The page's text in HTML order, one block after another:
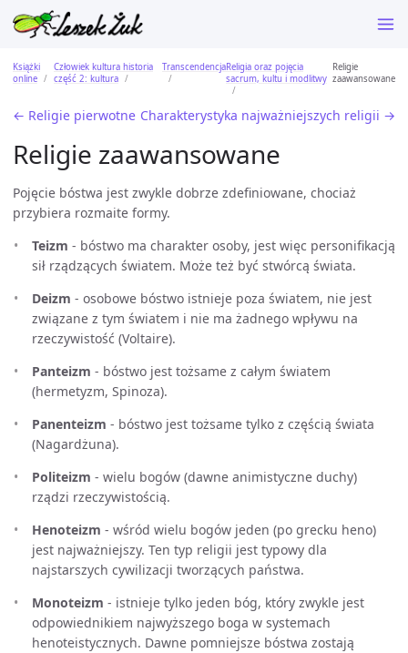
Książki
online
Człowiek kultura historia
część 2: kultura
TranscendencjaReligia oraz pojęcia
sacrum, kultu i modlitwy
Religie
zaawansowane
← Religie pierwotne Charakterystyka najważniejszych religii →
Religie zaawansowane
Pojęcie bóstwa jest zwykle dobrze zdefiniowane, chociaż
przybiera rozmaite formy.
Teizm - bóstwo ma charakter osoby, jest więc personifikacją
sił rządzących światem. Może też być stwórcą świata.
Deizm - osobowe bóstwo istnieje poza światem, nie jest
związane z tym światem i nie ma żadnego wpływu na
rzeczywistość (Voltaire).
Panteizm - bóstwo jest tożsame z całym światem
(hermetyzm, Spinoza).
Panenteizm - bóstwo jest tożsame tylko z częścią świata
(Nagardżuna).
Politeizm - wielu bogów (dawne animistyczne duchy)
rządzi rzeczywistością.
Henoteizm - wśród wielu bogów jeden (po grecku heno)
jest najważniejszy. Ten typ religii jest typowy dla
najstarszych cywilizacji tworzących państwa.
Monoteizm - istnieje tylko jeden bóg, który zwykle jest
odpowiednikiem najwyższego boga w systemach
henoteistycznych. Dawne pomniejsze bóstwa zostają